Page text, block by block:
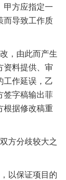
甲方应指定一
而导致工作质
，由此而产生
资料提供、审
工作延误，乙
签字稿输出菲
根据修改稿重
方分歧较大之
以保证项目的